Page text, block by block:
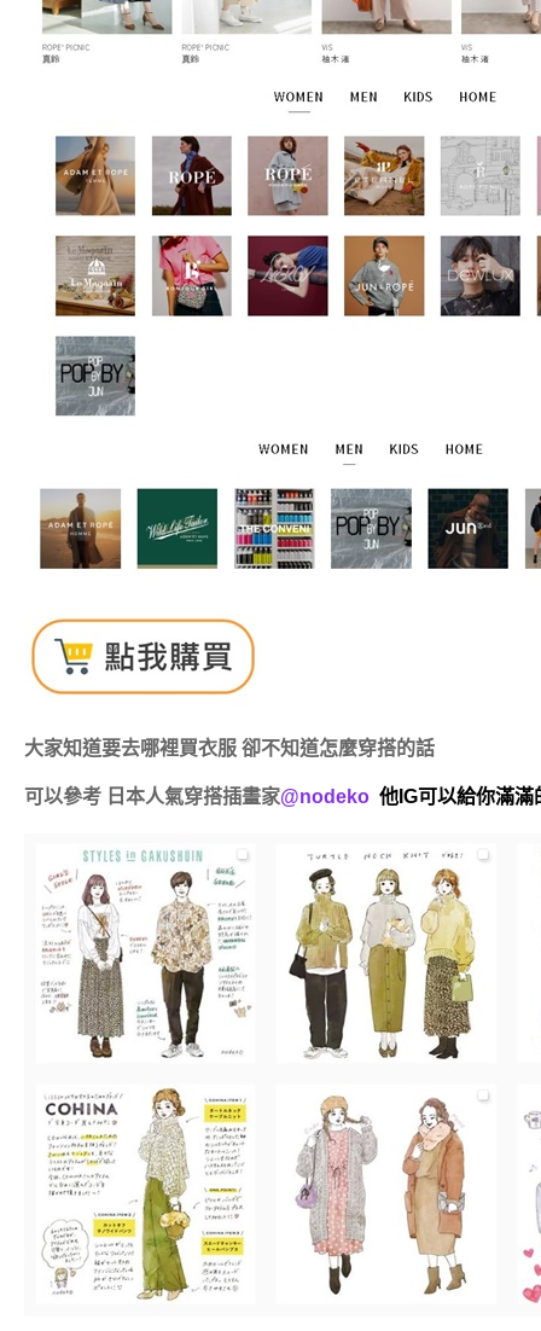
大家知道要去哪裡買衣服 卻不知道怎麼穿搭的話
可以參考 日本人氣穿搭插畫家@nodeko 他IG可以給你滿滿